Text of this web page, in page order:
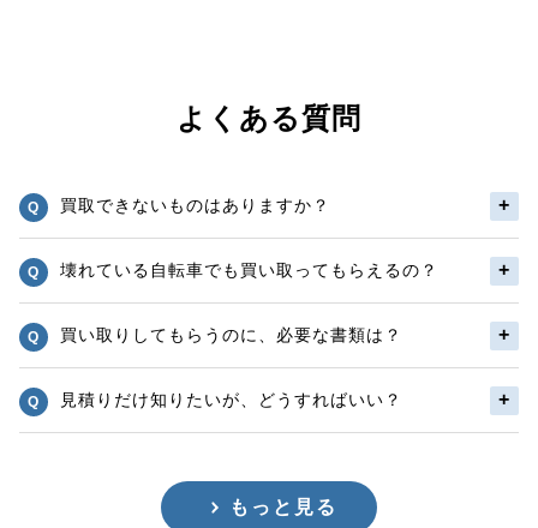
よくある質問
買取できないものはありますか？
壊れている自転車でも買い取ってもらえるの？
買い取りしてもらうのに、必要な書類は？
見積りだけ知りたいが、どうすればいい？
もっと見る